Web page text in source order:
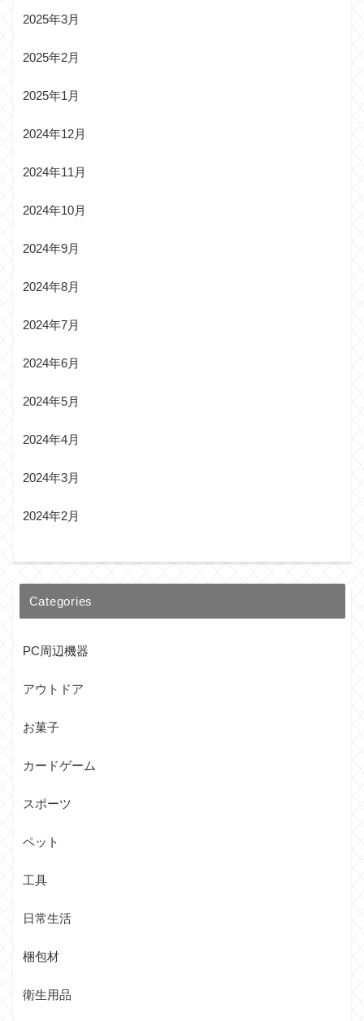
2025年3月
2025年2月
2025年1月
2024年12月
2024年11月
2024年10月
2024年9月
2024年8月
2024年7月
2024年6月
2024年5月
2024年4月
2024年3月
2024年2月
Categories
PC周辺機器
アウトドア
お菓子
カードゲーム
スポーツ
ペット
工具
日常生活
梱包材
衛生用品